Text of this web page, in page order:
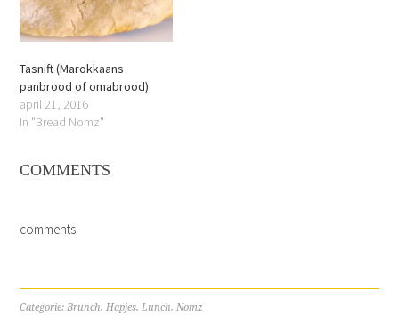
Tasnift (Marokkaans
panbrood of omabrood)
april 21, 2016
In "Bread Nomz"
COMMENTS
comments
Categorie: Brunch, Hapjes, Lunch, Nomz